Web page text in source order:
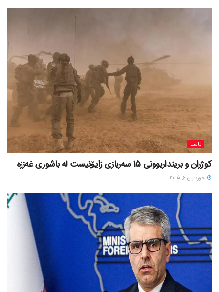
ئاسیا
کوژران و برینداربوونی 15 سەربازی زایۆنیست لە باشوری غەززە
حوزه‌یران 6, 2025